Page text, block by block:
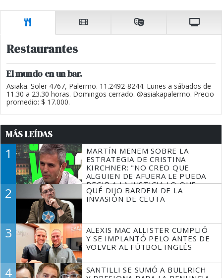
Restaurantes
El mundo en un bar.
Asiaka. Soler 4767, Palermo. 11.2492-8244. Lunes a sábados de
11.30 a 23.30 horas. Domingos cerrado. @asiakapalermo. Precio
promedio: $ 17.000.
MÁS LEÍDAS
1
MARTÍN MENEM SOBRE LA
ESTRATEGIA DE CRISTINA
KIRCHNER: "NO CREO QUE
ALGUIEN DE AFUERA LE PUEDA
DECIR A LA JUSTICIA LO QUE
TIENE QUE HACER"
2
QUÉ DIJO BARDEM DE LA
INVASIÓN DE CEUTA
3
ALEXIS MAC ALLISTER CUMPLIÓ
Y SE IMPLANTÓ PELO ANTES DE
VOLVER AL FÚTBOL INGLÉS
4
SANTILLI SE SUMÓ A BULLRICH